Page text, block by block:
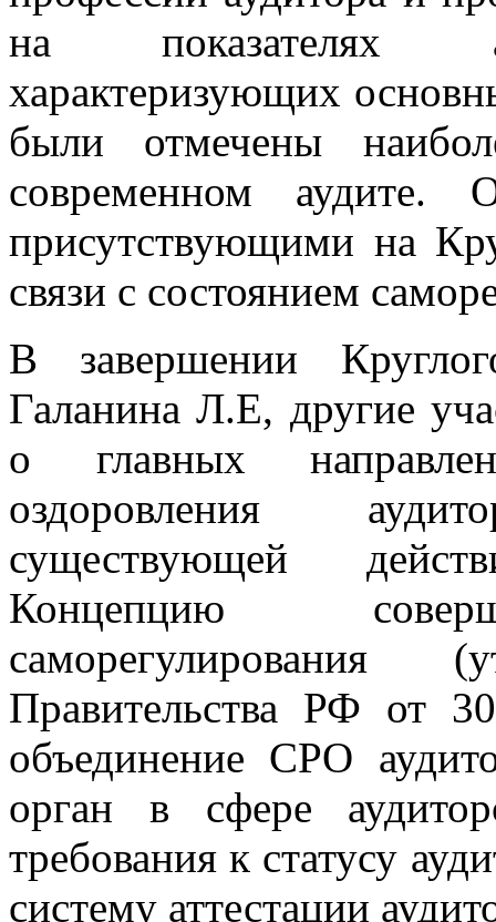
на показателях
характеризующих
были отмечены
современном аудите.
присутствующими на
связи с состоянием
В завершении
Галанина Л.Е, другие
о главных
оздоровления
существующей
Концепцию
саморегулирования
Правительства РФ от
объединение СРО
орган в сфере
требования к статусу
систему аттестации